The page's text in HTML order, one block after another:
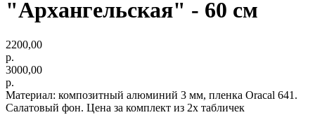
"Архангельская" - 60 см
2200,00
р.
3000,00
р.
Материал: композитный алюминий 3 мм, пленка Oracal 641.
Салатовый фон. Цена за комплект из 2х табличек